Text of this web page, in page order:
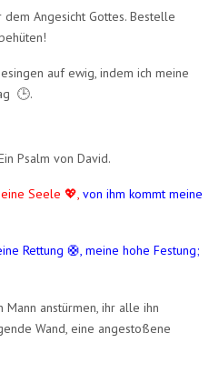
Angesicht Gottes. Bestelle
auf ewig, indem ich meine
🕒.
Psalm von David.
Seele 💖, von ihm kommt meine
Rettung🛟 meine hohe Festung;
anstürmen, ihr alle ihn
Wand, eine angestoßene